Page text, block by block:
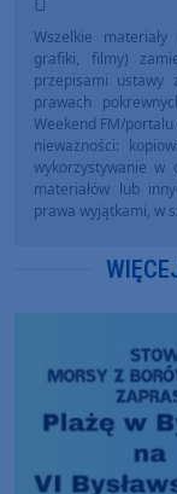
Wszelkie
grafiki, filmy)
przepisami
prawach
Weekend FM/
nieważności:
wykorzystywanie w
materiałów lub
prawa wyjątkami, w